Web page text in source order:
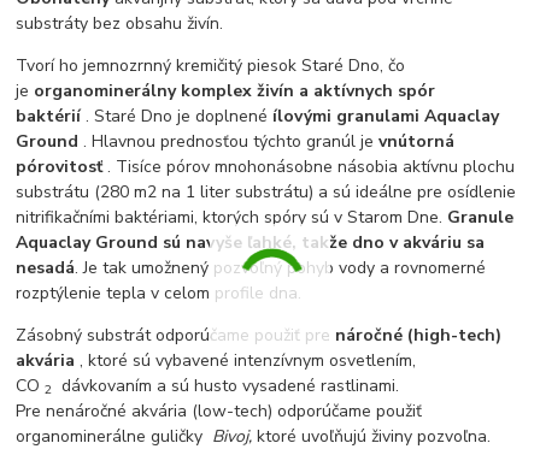
substráty bez obsahu živín.
Tvorí ho jemnozrnný kremičitý piesok Staré Dno, čo
je organominerálny komplex živín a aktívnych spór
baktérií. Staré Dno je doplnené ílovými granulami Aquaclay
Ground . Hlavnou prednosťou týchto granúl jevnútorná
pórovitosť. Tisíce pórov mnohonásobne násobia aktívnu plochu
substrátu (280 m2 na 1 liter substrátu) a sú ideálne pre osídlenie
nitrifikačními baktériami, ktorých spóry sú v Starom Dne. Granule
Aquaclay Ground sú navyše ľahké, takže dno v akváriu sa
nesadá. Je tak umožnený pozvoľný pohyb vody a rovnomerné
rozptýlenie tepla v celom profile dna.
Zásobný substrát odporúčame použiť pre náročné (high-tech)
akvária , ktoré sú vybavené intenzívnym osvetlením,
CO2 dávkovaním a sú husto vysadené rastlinami.
Pre nenáročné akvária (low-tech) odporúčame použiť
organominerálne guličky Bivoj, ktoré uvoľňujú živiny pozvoľna.